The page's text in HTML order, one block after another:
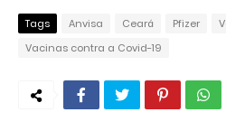
Tags Anvisa Ceará Pfizer
Vacinas contra a Covid-19